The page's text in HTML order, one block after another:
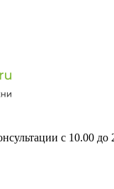
с 10.00 до